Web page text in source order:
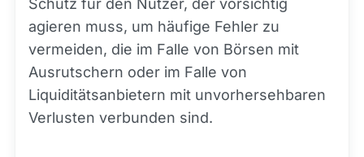
Schutz für den Nutzer, der vorsichtig
agieren muss, um häufige Fehler zu
vermeiden, die im Falle von Börsen mit
Ausrutschern oder im Falle von
Liquiditätsanbietern mit unvorhersehbaren
Verlusten verbunden sind.